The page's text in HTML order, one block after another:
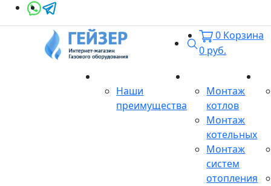
Поиск
0 Корзина
0 руб.
Наши
преимущества
Монтаж
котлов
Монтаж
котельных
Монтаж
систем
отопления